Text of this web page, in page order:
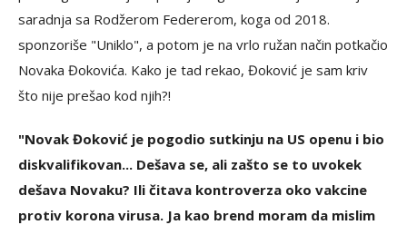
saradnja sa Rodžerom Federerom, koga od 2018.
sponzoriše "Uniklo", a potom je na vrlo ružan način potkačio
Novaka Đokovića. Kako je tad rekao, Đoković je sam kriv
što nije prešao kod njih?!
"Novak Đoković je pogodio sutkinju na US openu i bio
diskvalifikovan... Dešava se, ali zašto se to uvokek
dešava Novaku? Ili čitava kontroverza oko vakcine
protiv korona virusa. Ja kao brend moram da mislim